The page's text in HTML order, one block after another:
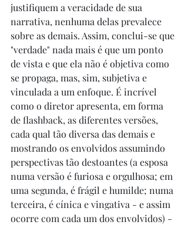
justifiquem a veracidade de sua
narrativa, nenhuma delas prevalece
sobre as demais. Assim, conclui-se que
"verdade" nada mais é que um ponto
de vista e que ela não é objetiva como
se propaga, mas, sim, subjetiva e
vinculada a um enfoque. É incrível
como o diretor apresenta, em forma
de flashback, as diferentes versões,
cada qual tão diversa das demais e
mostrando os envolvidos assumindo
perspectivas tão destoantes (a esposa
numa versão é furiosa e orgulhosa; em
uma segunda, é frágil e humilde; numa
terceira, é cínica e vingativa - e assim
ocorre com cada um dos envolvidos) -